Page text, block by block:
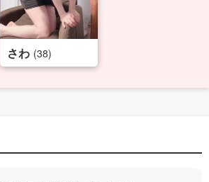
さわ (38)